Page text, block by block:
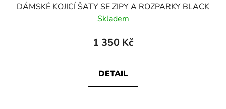
DÁMSKÉ KOJICÍ ŠATY SE ZIPY A ROZPARKY BLACK
Skladem
1 350 Kč
DETAIL